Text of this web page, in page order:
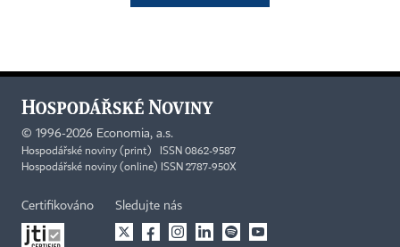
© 1996-2026 Economia, a.s.
Hospodářské noviny (print) ISSN 0862-9587
Hospodářské noviny (online) ISSN 2787-950X
Certifikováno Sledujte nás